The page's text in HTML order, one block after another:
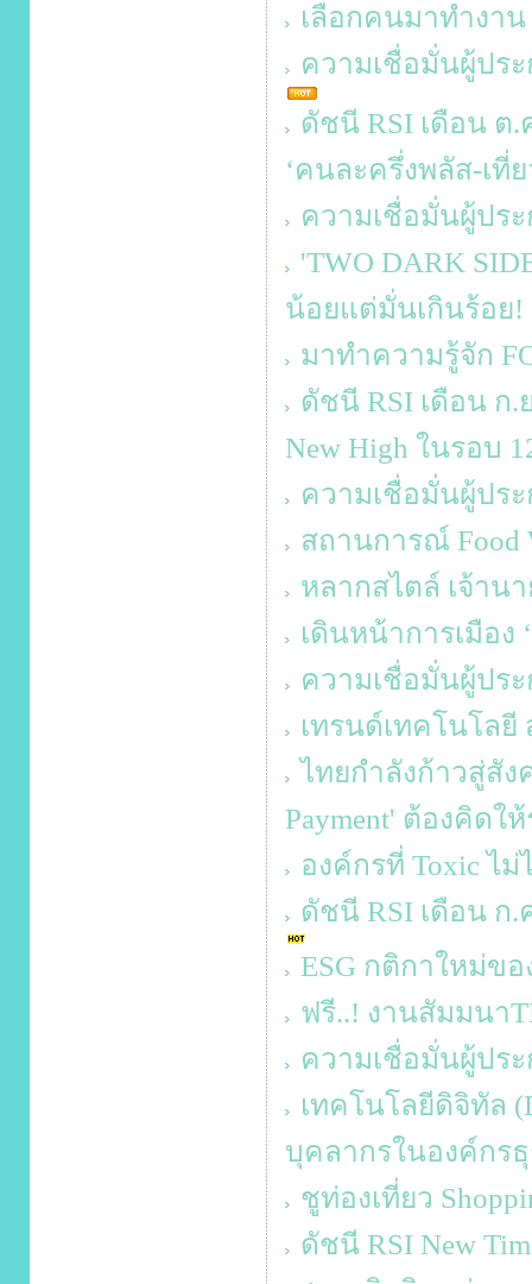
เลือกคนมาทำงา
ความเชื่อมั่นผู้ปร
ดัชนี RSI เดือน ต
‘คนละครึ่งพลัส-เที่
ความเชื่อมั่นผู้ปร
'TWO DARK
น้อยแต่มั่นเกินร้อย!
มาทำความรู้จัก
ดัชนี RSI เดือน ก
New High ในรอบ
ความเชื่อมั่นผู้ปร
สถานการณ์ Food
หลากสไตล์ เจ้าน
เดินหน้าการเมือง
ความเชื่อมั่นผู้ปร
เทรนด์เทคโนโล
ไทยกำลังก้าวสู่สัง
Payment' ต้องคิดใ
องค์กรที่ Toxic ไ
ดัชนี RSI เดือน ก.
ESG กติกาใหม่ข
ฟรี..! งานสัมมนา
ความเชื่อมั่นผู้ปร
เทคโนโลยีดิจิทัล
บุคลากรในองค์กร
ชูท่องเที่ยว
ดัชนี RSI New